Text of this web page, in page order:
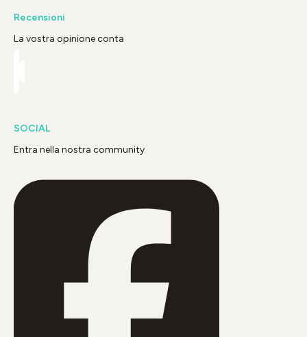
Recensioni
La vostra opinione conta
SOCIAL
Entra nella nostra community